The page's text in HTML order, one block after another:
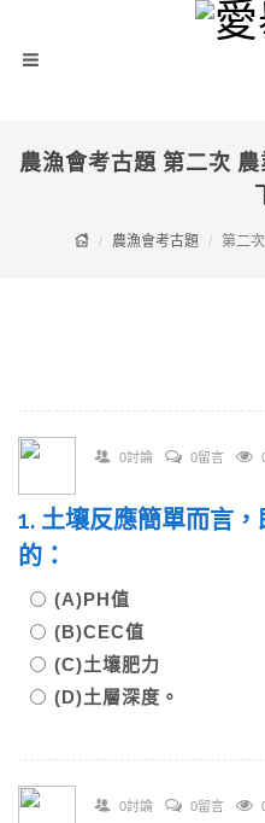
農漁會考古題 第二次
農漁會考古題 第二
0討論 0留言
1. 土壤反應簡單而言
的：
(A)PH值
(B)CEC值
(C)土壤肥力
(D)土層深度。
0討論 0留言